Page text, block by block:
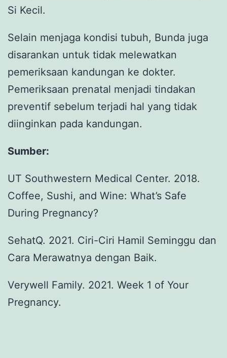
Si Kecil.
Selain menjaga kondisi tubuh, Bunda juga
disarankan untuk tidak melewatkan
pemeriksaan kandungan ke dokter.
Pemeriksaan prenatal menjadi tindakan
preventif sebelum terjadi hal yang tidak
diinginkan pada kandungan.
Sumber:
UT Southwestern Medical Center. 2018.
Coffee, Sushi, and Wine: What’s Safe
During Pregnancy?
SehatQ. 2021. Ciri-Ciri Hamil Seminggu dan
Cara Merawatnya dengan Baik.
Verywell Family. 2021. Week 1 of Your
Pregnancy.